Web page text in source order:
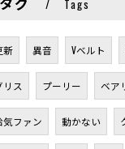
Tags
新 異音 Vベルト
リス プーリー ベア
気ファン 動かない